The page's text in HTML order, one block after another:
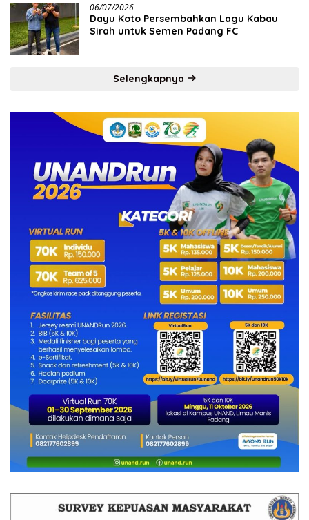
06/07/2026
Dayu Koto Persembahkan Lagu Kabau
Sirah untuk Semen Padang FC
Selengkapnya